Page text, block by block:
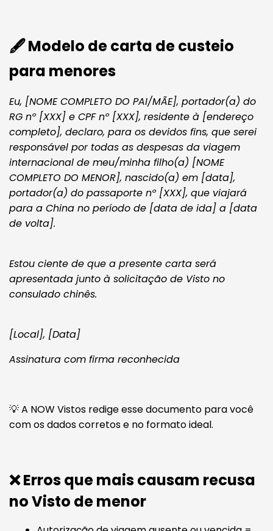
🖋️ Modelo de carta de custeio
para menores
Eu, [NOME COMPLETO DO PAI/MÃE], portador(a) do
RG nº [XXX] e CPF nº [XXX], residente à [endereço
completo], declaro, para os devidos fins, que serei
responsável por todas as despesas da viagem
internacional de meu/minha filho(a) [NOME
COMPLETO DO MENOR], nascido(a) em [data],
portador(a) do passaporte nº [XXX], que viajará
para a China no período de [data de ida] a [data
de volta].
Estou ciente de que a presente carta será
apresentada junto à solicitação de Visto no
consulado chinês.
[Local], [Data]
Assinatura com firma reconhecida
💡 A NOW Vistos redige esse documento para você
com os dados corretos e no formato ideal.
❌ Erros que mais causam recusa
no Visto de menor